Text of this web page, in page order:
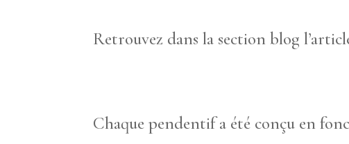
Retrouvez dans la section blog
Chaque pendentif a été conçu en